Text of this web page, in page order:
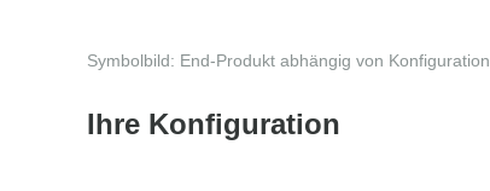
Symbolbild: End-Produkt abhängig von Konfiguration
Ihre Konfiguration